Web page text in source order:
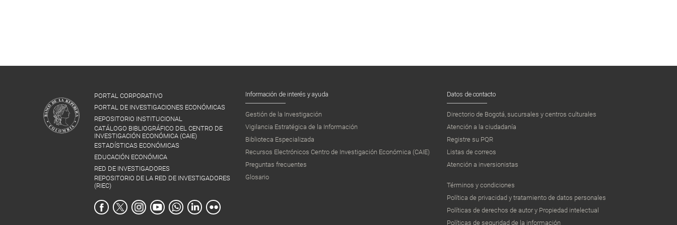
PORTAL CORPORATIVO
PORTAL DE INVESTIGACIONES ECONÓMICAS
REPOSITORIO INSTITUCIONAL
CATÁLOGO BIBLIOGRÁFICO DEL CENTRO DE
INVESTIGACIÓN ECONÓMICA (CAIE)
ESTADÍSTICAS ECONÓMICAS
EDUCACIÓN ECONÓMICA
RED DE INVESTIGADORES
REPOSITORIO DE LA RED DE INVESTIGADORES
(RIEC)
Información de interés y ayuda
Gestión de la Investigación
Vigilancia Estratégica de la Información
Biblioteca Especializada
Recursos Electrónicos Centro de Investigación Económica (CAIE)
Preguntas frecuentes
Glosario
Datos de contacto
Directorio de Bogotá, sucursales y centros culturales
Atención a la ciudadanía
Registre su PQR
Listas de correos
Atención a inversionistas
Términos y condiciones
Política de privacidad y tratamiento de datos personales
Políticas de derechos de autor y Propiedad intelectual
Políticas de seguridad de la información